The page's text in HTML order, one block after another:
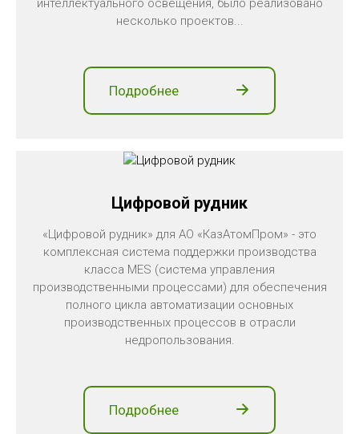
интеллектуального освещения, было реализовано
несколько проектов...
Подробнее
Цифровой рудник
«Цифровой рудник» для АО «КазАтомПром» - это
комплексная система поддержки производства
класса MES (система управления
производственными процессами) для обеспечения
полного цикла автоматизации основных
производственных процессов в отрасли
недропользования.
Подробнее